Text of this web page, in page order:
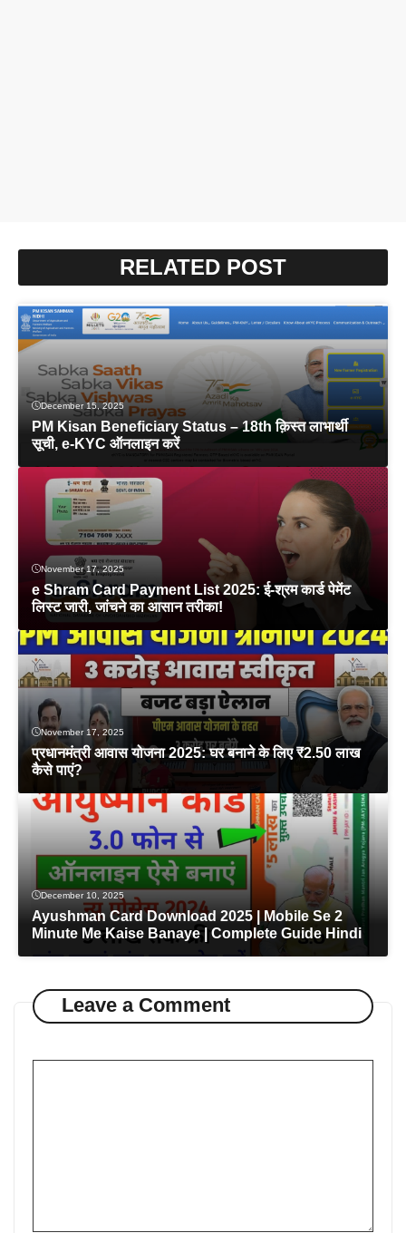
RELATED POST
December 15, 2025
PM Kisan Beneficiary Status – 18th क़िस्त लाभार्थी
सूची, e-KYC ऑनलाइन करें
November 17, 2025
e Shram Card Payment List 2025: ई-श्रम कार्ड पेमेंट
लिस्ट जारी, जांचने का आसान तरीका!
November 17, 2025
प्रधानमंत्री आवास योजना 2025: घर बनाने के लिए ₹2.50 लाख
कैसे पाएं?
December 10, 2025
Ayushman Card Download 2025 | Mobile Se 2
Minute Me Kaise Banaye | Complete Guide Hindi
Leave a Comment